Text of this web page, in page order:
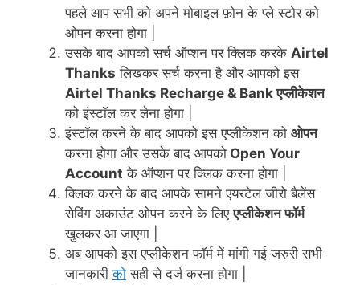
पहले आप सभी को अपने मोबाइल फ़ोन के प्ले स्टोर को
ओपन करना होगा |
उसके बाद आपको सर्च ऑप्शन पर क्लिक करके Airtel
Thanks लिखकर सर्च करना है और आपको इस
Airtel Thanks Recharge & Bank एप्लीकेशन
को इंस्टॉल कर लेना होगा |
इंस्टॉल करने के बाद आपको इस एप्लीकेशन को ओपन
करना होगा और उसके बाद आपको Open Your
Account के ऑप्शन पर क्लिक करना होगा |
क्लिक करने के बाद आपके सामने एयरटेल जीरो बैलेंस
सेविंग अकाउंट ओपन करने के लिएएप्लीकेशन फॉर्म
खुलकर आ जाएगा |
अब आपको इस एप्लीकेशन फॉर्म में मांगी गई जरुरी सभी
जानकारीको सही से दर्ज करना होगा |